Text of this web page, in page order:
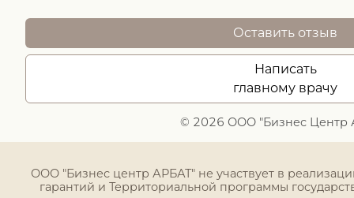
© 2026 ООО "Бизнес Центр
Оставить отзыв
Написать
главному врачу
ООО "Бизнес центр АРБАТ" не участвует в
гарантий и Территориальной программы